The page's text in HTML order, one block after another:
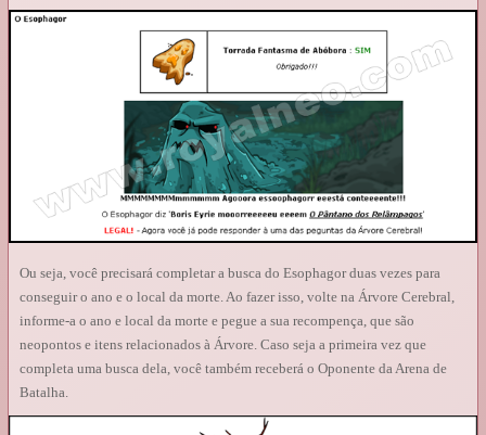
Ou seja, você precisará completar a busca do Esophagor duas vezes para
conseguir o ano e o local da morte. Ao fazer isso, volte na Árvore Cerebral,
informe-a o ano e local da morte e pegue a sua recompença, que são
neopontos e itens relacionados à Árvore. Caso seja a primeira vez que
completa uma busca dela, você também receberá o Oponente da Arena de
Batalha.